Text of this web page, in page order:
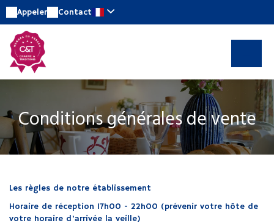
Appeler Contact
Conditions générales de vente
Les règles de notre établissement
Horaire de réception 17h00 - 22h00 (prévenir votre hôte de
votre horaire d'arrivée la veille)